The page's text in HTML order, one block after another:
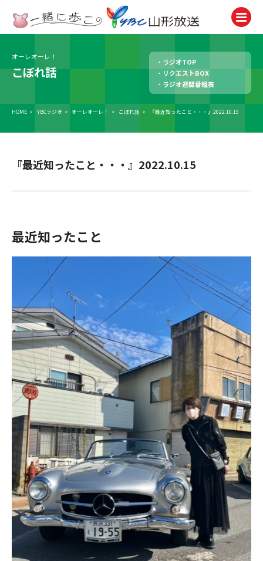
ラジオ
Radio
Present
ＹＢＣオンデマンド
やまがた情熱市場
オーレオーレ！
こぼれ話
ラジオTOP
リクエストBOX
ラジオ週間番組表
HOME > YBCラジオ > オーレオーレ！ > こぼれ話 > 『最近知ったこと・・・』2022.10.15
『最近知ったこと・・・』2022.10.15
最近知ったこと